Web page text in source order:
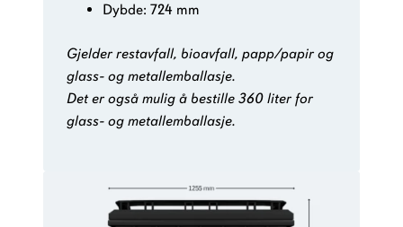
Dybde: 724 mm
Gjelder restavfall, bioavfall, papp/papir og
glass- og metallemballasje.
Det er også mulig å bestille 360 liter for
glass- og metallemballasje.